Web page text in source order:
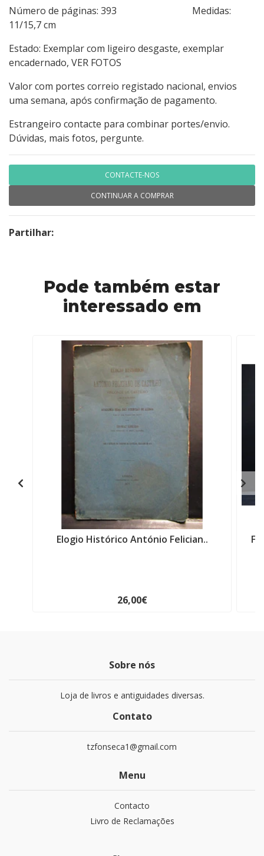
Número de páginas: 393 Medidas:
11/15,7 cm
Estado: Exemplar com ligeiro desgaste, exemplar
encadernado, VER FOTOS
Valor com portes correio registado nacional, envios
uma semana, após confirmação de pagamento.
Estrangeiro contacte para combinar portes/envio.
Dúvidas, mais fotos, pergunte.
CONTACTE-NOS
CONTINUAR A COMPRAR
Partilhar:
Pode também estar
interessado em
Elogio Histórico António Felician..
26,00€
Sobre nós
Loja de livros e antiguidades diversas.
Contato
tzfonseca1@gmail.com
Menu
Contacto
Livro de Reclamações